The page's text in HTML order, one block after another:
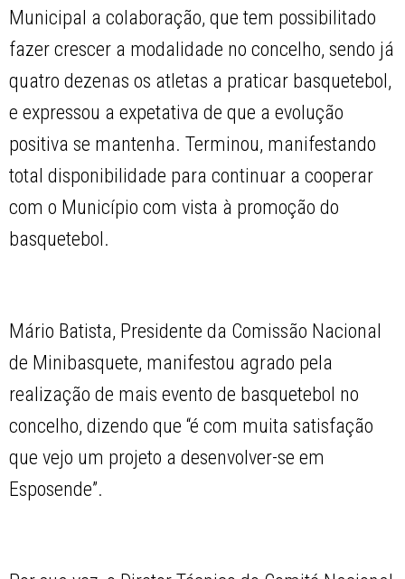
Municipal a colaboração, que tem possibilitado
fazer crescer a modalidade no concelho, sendo já
quatro dezenas os atletas a praticar basquetebol,
e expressou a expetativa de que a evolução
positiva se mantenha. Terminou, manifestando
total disponibilidade para continuar a cooperar
com o Município com vista à promoção do
basquetebol.
Mário Batista, Presidente da Comissão Nacional
de Minibasquete, manifestou agrado pela
realização de mais evento de basquetebol no
concelho, dizendo que “é com muita satisfação
que vejo um projeto a desenvolver-se em
Esposende”.